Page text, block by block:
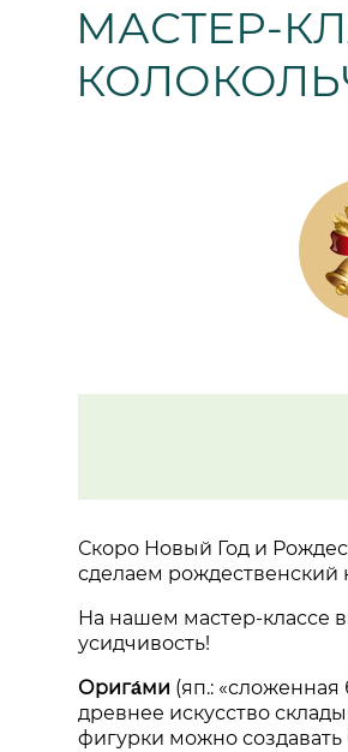
МАСТЕР-
Скоро Новый Год и
сделаем рождественский
На нашем мастер-классе
усидчивость!
Орига́ми (яп.: «сложенная
древнее искусство
фигурки можно